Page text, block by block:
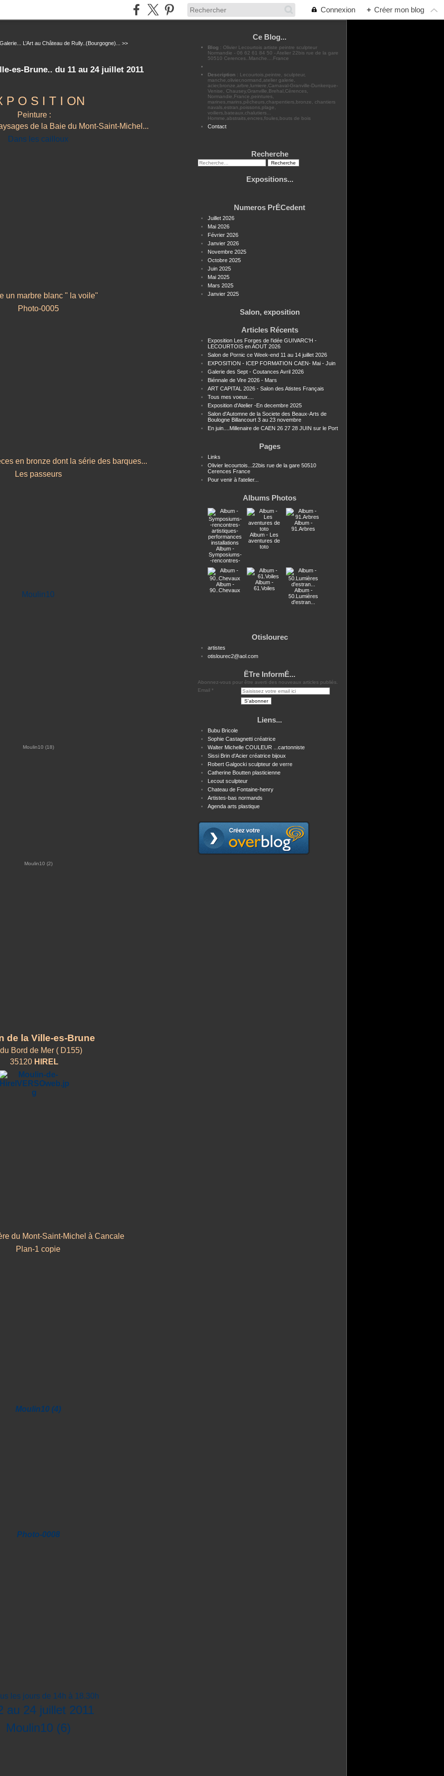
Connexion + Créer mon blog
L’Art au Château de Rully..(Bourgogne)... >>
es-Brune.. du 11 au 24 juillet 2011
P O S I T I ON
Peinture :
de la Baie du Mont-Saint-Michel...
un marbre blanc " la voile"
en bronze dont la série des barques...
de la Ville-es-Brune
Bord de Mer ( D155)
35120 HIREL
du Mont-Saint-Michel à Cancale
les jours de 14h à 18.30h
au 24 juillet 2011
Ce Blog...
Blog : Olivier Lecourtois artiste peintre sculpteur
Normandie - 06 62 61 84 50 - Atelier 22bis rue de la gare
50510 Cerences..Manche....France
Description : Lecourtois,peintre, sculpteur,
manche,olivier,normand,atelier galerie,
acier,bronze,arbre,lumiere,Carnaval-Granville-Dunkerque-
Venise, Chausey,Granville,Brehal,Cérences,
Normandie,France,peintures,
marines,marins,pêcheurs,charpentiers,bronze, chantiers
navals,estran,poissons,plage,
voiliers,bateaux,chalutiers...
Homme,abstraits,encres,foules,bouts de bois
Contact
Recherche
Expositions...
Numeros PrÉCedent
Juillet 2026
Mai 2026
Février 2026
Janvier 2026
Novembre 2025
Octobre 2025
Juin 2025
Mai 2025
Mars 2025
Janvier 2025
Salon, exposition
Articles Récents
Exposition Les Forges de l'idée GUIVARC'H -
LECOURTOIS en AOUT 2026
Salon de Pornic ce Week-end 11 au 14 juillet 2026
EXPOSITION - ICEP FORMATION CAEN- Mai - Juin
Galerie des Sept - Coutances Avril 2026
Biénnale de Vire 2026 - Mars
ART CAPITAL 2026 - Salon des Atistes Français
Tous mes voeux....
Exposition d'Atelier -En decembre 2025
Salon d'Automne de la Societe des Beaux-Arts de
Boulogne Billancourt 3 au 23 novembre
En juin....Millenaire de CAEN 26 27 28 JUIN sur le Port
Pages
Links
Olivier lecourtois...22bis rue de la gare 50510
Cerences France
Pour venir à l'atelier...
Albums Photos
Album -
Symposiums-
-rencontres-
artistiques-
performances
installations
Album - Les
aventures de
toto
Album -
91.Arbres
Album -
90..Chevaux
Album -
61.Voiles
Album -
50.Lumières
d'estran...
Otislourec
artistes
otislourec2@aol.com
ÊTre InformÉ...
Abonnez-vous pour être averti des nouveaux articles publiés.
Email
Liens...
Bubu Bricole
Sophie Castagnetti créatrice
Walter Michelle COULEUR ...cartonniste
Sissi Brin d'Acier créatrice bijoux
Robert Galgocki sculpteur de verre
Catherine Boutten plasticienne
Lecout sculpteur
Chateau de Fontaine-henry
Artistes-bas normands
Agenda arts plastique